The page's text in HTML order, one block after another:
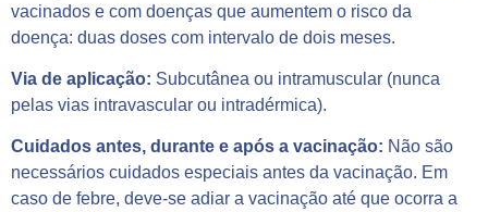
vacinados e com doenças que aumentem o risco da
doença: duas doses com intervalo de dois meses.
Via de aplicação: Subcutânea ou intramuscular (nunca
pelas vias intravascular ou intradérmica).
Cuidados antes, durante e após a vacinação: Não são
necessários cuidados especiais antes da vacinação. Em
caso de febre, deve-se adiar a vacinação até que ocorra a